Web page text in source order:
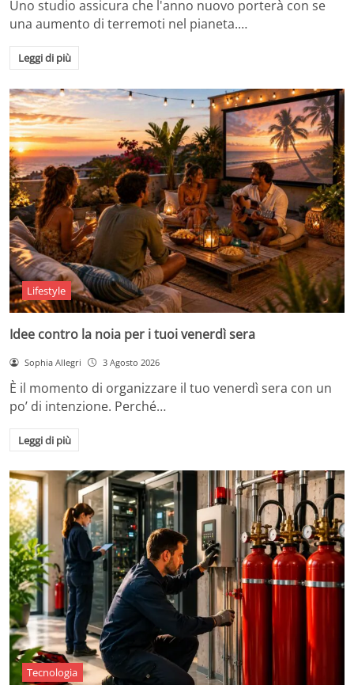
Uno studio assicura che l'anno nuovo porterà con se
una aumento di terremoti nel pianeta.…
Leggi di più
Lifestyle
Idee contro la noia per i tuoi venerdì sera
Sophia Allegri 3 Agosto 2026
È il momento di organizzare il tuo venerdì sera con un
po’ di intenzione. Perché…
Leggi di più
Tecnologia